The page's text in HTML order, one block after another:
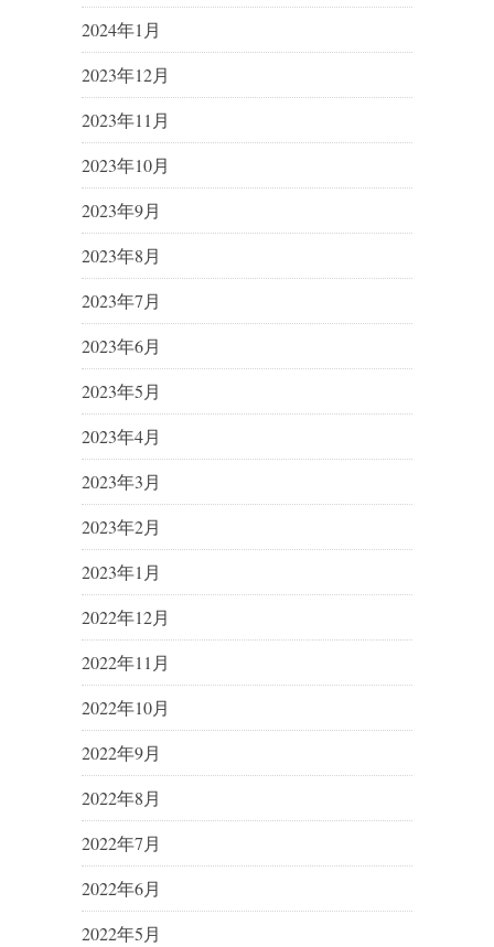
2024年1月
2023年12月
2023年11月
2023年10月
2023年9月
2023年8月
2023年7月
2023年6月
2023年5月
2023年4月
2023年3月
2023年2月
2023年1月
2022年12月
2022年11月
2022年10月
2022年9月
2022年8月
2022年7月
2022年6月
2022年5月